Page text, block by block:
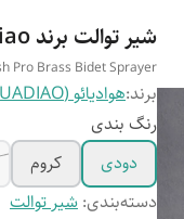
شیر توالت برند HuaDiao مدل PowerWash Pro
Pro Brass Bidet Sprayer
برند:هوادیائو (HUADIAO)
رنگ بندی
دودی
کروم
دسته‌بندی: شیر توالت